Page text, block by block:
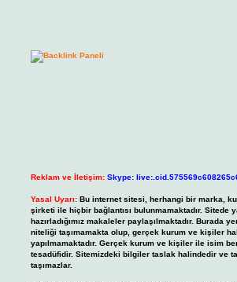
Reklam ve İletişim: Skype:
Yasal Uyarı: Bu internet sitesi, herhangi bir marka,
şirketi ile hiçbir bağlantısı bulunmamaktadır. Sitede
hazırladığımız makaleler paylaşılmaktadır. Burada
niteliği taşımamakta olup, gerçek kurum ve kişiler
yapılmamaktadır. Gerçek kurum ve kişiler ile isim
tesadüfidir. Sitemizdeki bilgiler taslak halindedir ve
taşımazlar.